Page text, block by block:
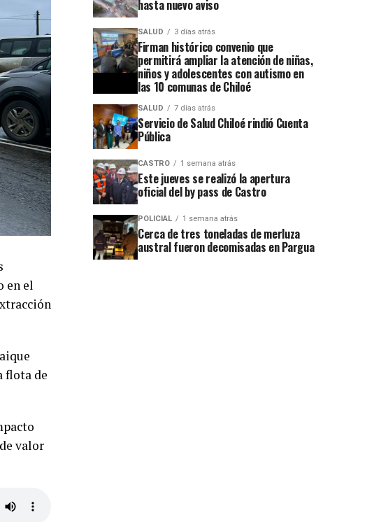
en el
flota de
valor
hasta nuevo aviso
SALUD 3 días atrás
Firman histórico convenio que
permitirá ampliar la atención de niñas,
niños y adolescentes con autismo en
las 10 comunas de Chiloé
SALUD 7 días atrás
Servicio de Salud Chiloé rindió Cuenta
Pública
CASTRO 1 semana atrás
Este jueves se realizó la apertura
oficial del by pass de Castro
POLICIAL 1 semana atrás
Cerca de tres toneladas de merluza
austral fueron decomisadas en Pargua